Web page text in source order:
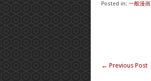
Posted in: 一般漫画
← Previous Post